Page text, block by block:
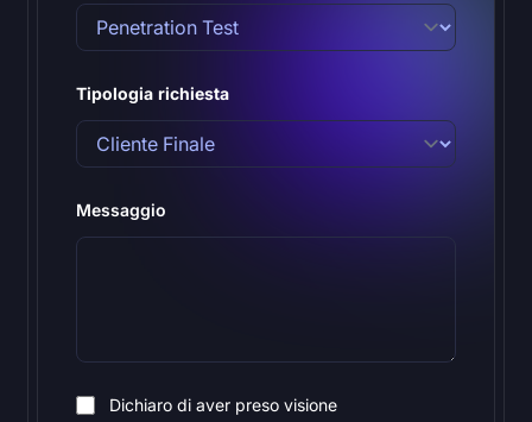
Tipologia richiesta
Messaggio
Dichiaro di aver preso visione